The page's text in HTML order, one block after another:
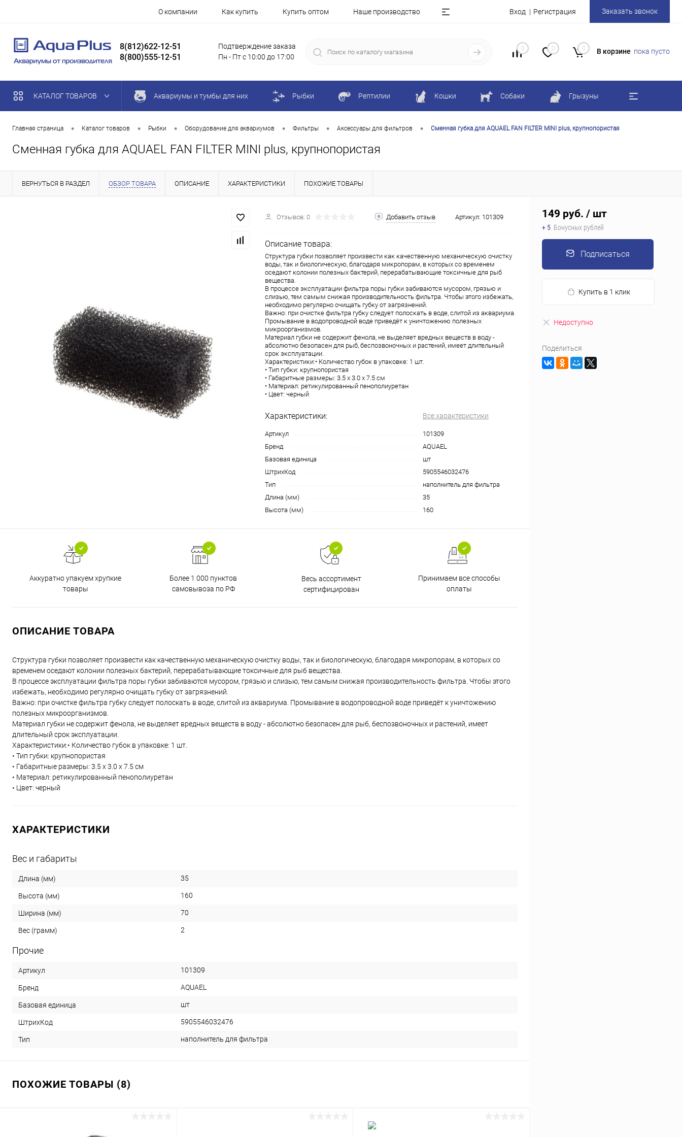
О компании Как купить Купить оптом Наше производство Вход Регистрация Заказать звонок
8(812)622-12-51
8(800)555-12-51
Подтверждение заказа
Пн - Пт с 10:00 до 17:00
0 0 0 В корзине пока пусто
КАТАЛОГ ТОВАРОВ Аквариумы и тумбы для них Рыбки Рептилии Кошки Собаки Грызуны
Главная страница • Каталог товаров • Рыбки • Оборудование для аквариумов • Фильтры • Аксессуары для фильтров • Сменная губка для AQUAEL FAN FILTER MINI plus, крупнопористая
Сменная губка для AQUAEL FAN FILTER MINI plus, крупнопористая
ВЕРНУТЬСЯ В РАЗДЕЛ ОБЗОР ТОВАРА ОПИСАНИЕ ХАРАКТЕРИСТИКИ ПОХОЖИЕ ТОВАРЫ
Отзывов: 0 Добавить отзыв Артикул: 101309
Описание товара:
Структура губки позволяет произвести как качественную механическую очистку
воды, так и биологическую, благодаря микропорам, в которых со временем
оседают колонии полезных бактерий, перерабатывающие токсичные для рыб
вещества.
В процессе эксплуатации фильтра поры губки забиваются мусором, грязью и
слизью, тем самым снижая производительность фильтра. Чтобы этого избежать,
необходимо регулярно очищать губку от загрязнений.
Важно: при очистке фильтра губку следует полоскать в воде, слитой из аквариума.
Промывание в водопроводной воде приведёт к уничтожению полезных
микроорганизмов.
Материал губки не содержит фенола, не выделяет вредных веществ в воду -
абсолютно безопасен для рыб, беспозвоночных и растений, имеет длительный
срок эксплуатации.
Характеристики:• Количество губок в упаковке: 1 шт.
• Тип губки: крупнопористая
• Габаритные размеры: 3.5 х 3.0 х 7.5 см
• Материал: ретикулированный пенополиуретан
• Цвет: черный
Характеристики: Все характеристики
Артикул
101309
Бренд
AQUAEL
Базовая единица
шт
ШтрихКод
5905546032476
Тип
наполнитель для фильтра
Длина (мм)
35
Высота (мм)
160
Аккуратно упакуем хрупкие
товары
Более 1 000 пунктов
самовывоза по РФ
Весь ассортимент
сертифицирован
Принимаем все способы
оплаты
ОПИСАНИЕ ТОВАРА
Структура губки позволяет произвести как качественную механическую очистку воды, так и биологическую, благодаря микропорам, в которых со
временем оседают колонии полезных бактерий, перерабатывающие токсичные для рыб вещества.
В процессе эксплуатации фильтра поры губки забиваются мусором, грязью и слизью, тем самым снижая производительность фильтра. Чтобы этого
избежать, необходимо регулярно очищать губку от загрязнений.
Важно: при очистке фильтра губку следует полоскать в воде, слитой из аквариума. Промывание в водопроводной воде приведёт к уничтожению
полезных микроорганизмов.
Материал губки не содержит фенола, не выделяет вредных веществ в воду - абсолютно безопасен для рыб, беспозвоночных и растений, имеет
длительный срок эксплуатации.
Характеристики:• Количество губок в упаковке: 1 шт.
• Тип губки: крупнопористая
• Габаритные размеры: 3.5 х 3.0 х 7.5 см
• Материал: ретикулированный пенополиуретан
• Цвет: черный
ХАРАКТЕРИСТИКИ
Вес и габариты
Длина (мм) 35
Высота (мм) 160
Ширина (мм) 70
Вес (грамм) 2
Прочие
Артикул 101309
Бренд AQUAEL
Базовая единица шт
ШтрихКод 5905546032476
Тип наполнитель для фильтра
ПОХОЖИЕ ТОВАРЫ (8)
149 руб. / шт
+ 5 Бонусных рублей
Подписаться
Купить в 1 клик
Недоступно
Поделиться